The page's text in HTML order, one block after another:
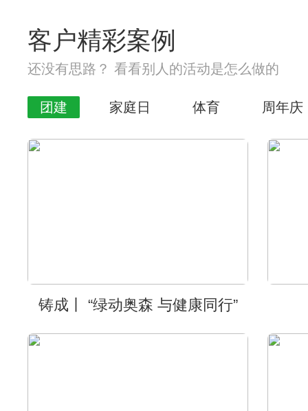
客户精彩案例
还没有思路？ 看看别人的活动是怎么做的
团建 家庭日 体育 周年庆
铸成丨 “绿动奥森 与健康同行”